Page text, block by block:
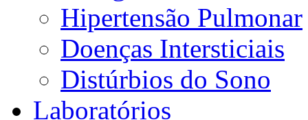
Hipertensão Pulmonar
Doenças Intersticiais
Distúrbios do Sono
Laboratórios